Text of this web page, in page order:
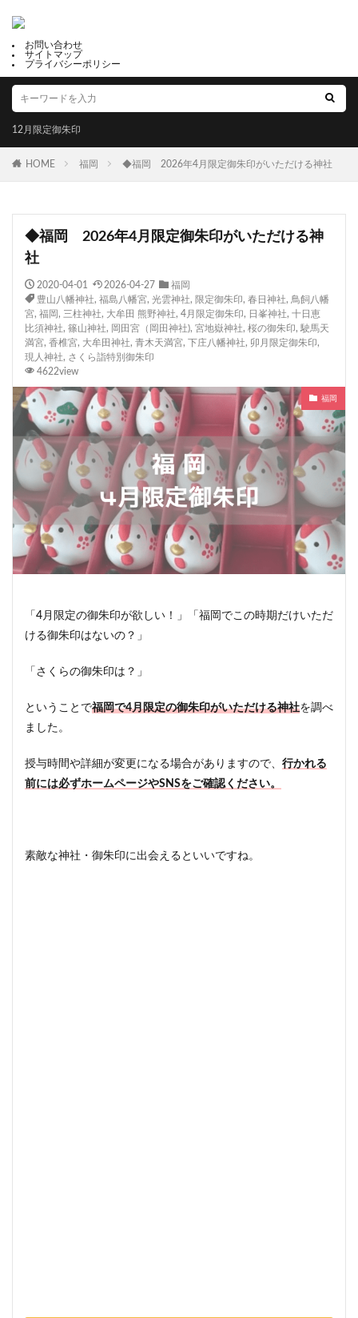
お問い合わせ
サイトマップ
プライバシーポリシー
12月限定御朱印
HOME 福岡 ◆福岡 2026年4月限定御朱印がいただける神社
◆福岡 2026年4月限定御朱印がいただける神
社
2020-04-01 2026-04-27
福岡
豊山八幡神社, 福島八幡宮, 光雲神社, 限定御朱印, 春日神社, 鳥飼八幡
宮, 福岡 , 三柱神社, 大牟田 熊野神社, 4月限定御朱印, 日峯神社, 十日恵
比須神社, 篠山神社, 岡田宮（岡田神社), 宮地嶽神社, 桜の御朱印, 駛馬天
満宮, 香椎宮, 大牟田神社, 青木天満宮, 下庄八幡神社, 卯月限定御朱印,
現人神社, さくら詣特別御朱印
4622view
福岡
「4月限定の御朱印が欲しい！」「福岡でこの時期だけいただ
ける御朱印はないの？」
「さくらの御朱印は？」
ということで福岡で4月限定の御朱印がいただける神社を調べ
ました。
授与時間や詳細が変更になる場合がありますので、 行かれる
前には必ずホームページやSNSをご確認ください。
素敵な神社・御朱印に出会えるといいですね。